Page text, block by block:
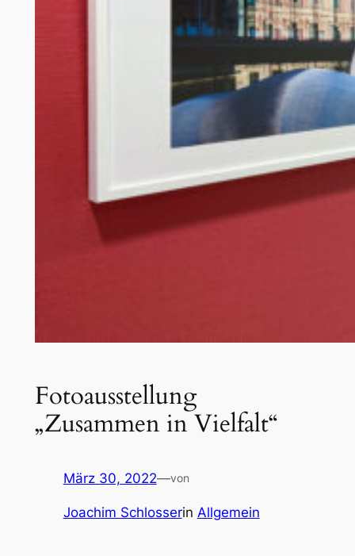
Fotoausstellung
„Zusammen in Vielfalt“
März 30, 2022—von
Joachim Schlosserin Allgemein